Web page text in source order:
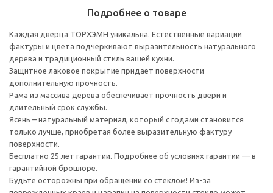
Подробнее о товаре
Каждая дверца ТОРХЭМН уникальна. Естественные вариации
фактуры и цвета подчеркивают выразительность натурального
дерева и традиционный стиль вашей кухни.
Защитное лаковое покрытие придает поверхности
дополнительную прочность.
Рама из массива дерева обеспечивает прочность двери и
длительный срок службы.
Ясень – натуральный материал, который с годами становится
только лучше, приобретая более выразительную фактуру
поверхности.
Бесплатно 25 лет гарантии. Подробнее об условиях гарантии — в
гарантийной брошюре.
Будьте осторожны при обращении со стеклом! Из-за